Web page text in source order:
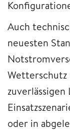
Auch
neuesten
Wetterschutz
oder in